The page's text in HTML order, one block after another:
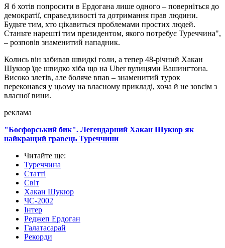
Я б хотів попросити в Ердогана лише одного – поверніться до
демократії, справедливості та дотримання прав людини.
Будьте тим, хто цікавиться проблемами простих людей.
Станьте нарешті тим президентом, якого потребує Туреччина",
– розповів знаменитий нападник.
Колись він забивав швидкі голи, а тепер 48-річний Хакан
Шукюр їде швидко хіба що на Uber вулицями Вашингтона.
Високо злетів, але боляче впав – знаменитий турок
переконався у цьому на власному прикладі, хоча й не зовсім з
власної вини.
реклама
"Босфорський бик". Легендарний Хакан Шукюр як
найкращий гравець Туреччини
Читайте ще:
Туреччина
Статті
Світ
Хакан Шукюр
ЧС-2002
Інтер
Реджеп Ердоган
Галатасарай
Рекорди